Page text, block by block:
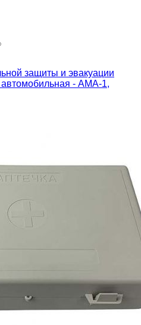
защиты и эвакуации
автомобильная - АМА-1,